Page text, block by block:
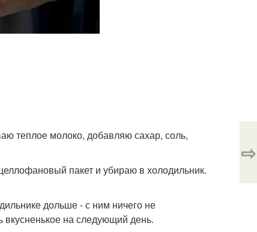
теплое молоко, добавляю сахар, соль,
пакет и убираю в холодильник.
дольше - с ним ничего не
вкусненькое на следующий день.
⇨